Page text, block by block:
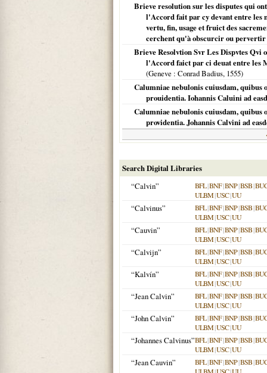
Brieve resolution sur les disputes qui
l'Accord fait par cy devant entre les
vertu, fin, usage et fruict des
cerchent qu'à obscurcir ou pervertir
Brieve Resolvtion Svr Les Dispvtes Qvi
l'Accord faict par ci deuat entre les
(Geneve : Conrad Badius, 1555)
Calumniae nebulonis cuiusdam,
prouidentia. Iohannis Caluini ad
Calumniae nebulonis cuiusdam, quibus
providentia. Johannis Calvini ad
Search Digital Libraries
“Calvin”
BFL|BNF|BNP|BSB|
ULBM|USC|UU
“Calvinus” BFL|BNF|BNP|BSB|
ULBM|USC|UU
“Cauvin” BFL|BNF|BNP|BSB|
ULBM|USC|UU
“Calvijn” BFL|BNF|BNP|BSB|
ULBM|USC|UU
“Kalvín” BFL|BNF|BNP|BSB|
ULBM|USC|UU
“Jean Calvin” BFL|BNF|BNP|BSB|
ULBM|USC|UU
“John Calvin” BFL|BNF|BNP|BSB|
ULBM|USC|UU
“Johannes Calvinus”BFL|BNF|BNP|BSB|
ULBM|USC|UU
“Jean Cauvin” BFL|BNF|BNP|BSB|